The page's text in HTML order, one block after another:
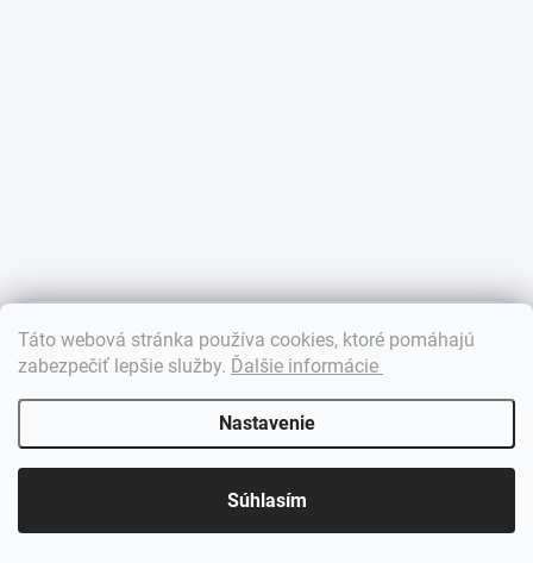
Táto webová stránka používa cookies, ktoré pomáhajú
zabezpečiť lepšie služby. Ďalšie informácie
Nastavenie
Súhlasím
Dobrý deň! 👋 Pomôžem vám nájsť správny diel. Napíšte mi.